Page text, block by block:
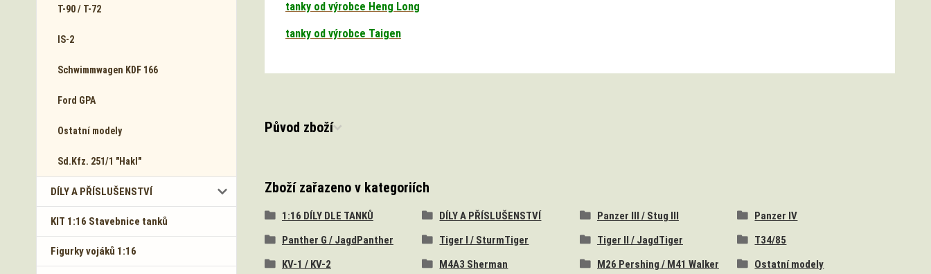
T-90 / T-72
IS-2
Schwimmwagen KDF 166
Ford GPA
Ostatní modely
Sd.Kfz. 251/1 "Hakl"
DÍLY A PŘÍSLUŠENSTVÍ
KIT 1:16 Stavebnice tanků
Figurky vojáků 1:16
tanky od výrobce Heng Long
tanky od výrobce Taigen
Původ zboží
Zboží zařazeno v kategoriích
1:16 DÍLY DLE TANKŮ DÍLY A PŘÍSLUŠENSTVÍ Panzer III / Stug III
Panzer IV
Panther G / JagdPanther
Tiger I / SturmTiger Tiger II / JagdTiger
T34/85
KV-1 / KV-2
M4A3 Sherman M26 Pershing / M41 Walker
Ostatní modely